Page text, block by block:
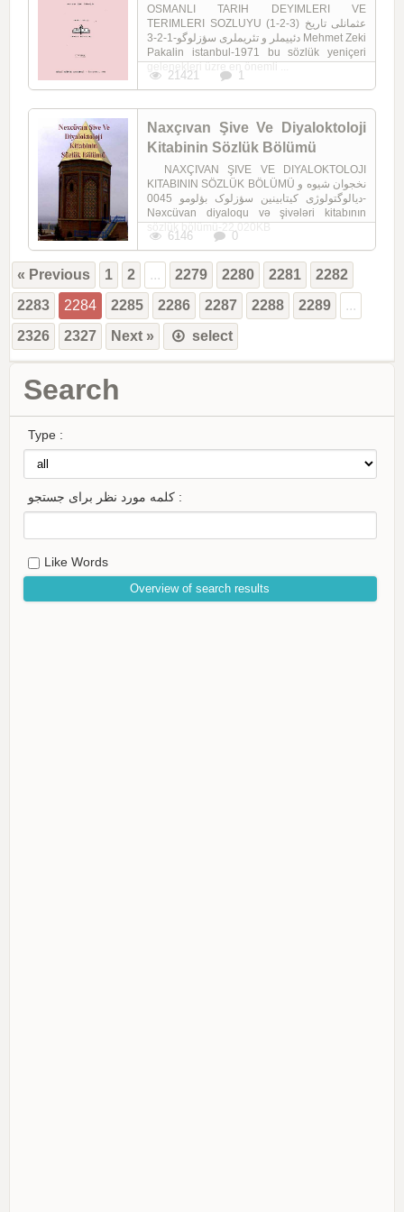
OSMANLI TARIH DEYIMLERI VE
TERIMLERI SOZLUYU (1-2-3) عثمانلی تاریخ
دئییملر و تئریملری سؤزلوگو-1-2-3 Mehmet Zeki
Pakalin istanbul-1971 bu sözlük yeniçeri
21421 1
Naxçıvan Şive Ve Diyaloktoloji
Kitabinin Sözlük Bölümü
NAXÇIVAN ŞIVE VE DIYALOKTOLOJI
KITABININ SÖZLÜK BÖLÜMÜ نخجوان شیوه و
دیالوگتولوژی کیتابینین سؤزلوک بؤلومو 0045-
Nəxcüvan diyaloqu və şivələri kitabının
6146 0
« Previous 1 2 ... 2279 2280 2281
2282
2283
2284 2285 2286 2287 2288 2289
...
2326
2327 Next » select
Search
Type :
کلمه مورد نظر برای جستجو :
Like Words